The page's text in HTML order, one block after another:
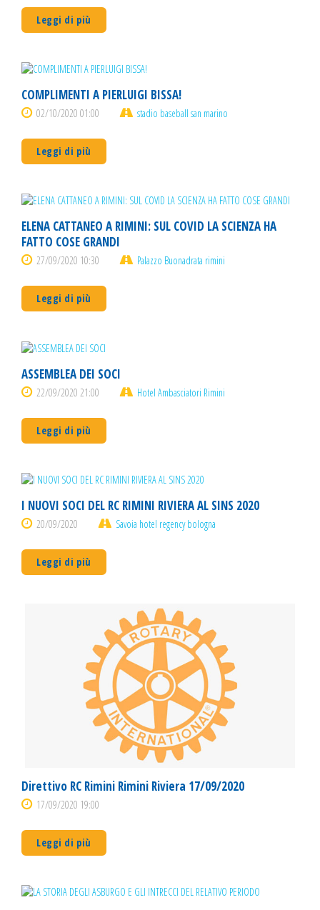
Leggi di più
COMPLIMENTI A PIERLUIGI BISSA!
02/10/2020 01:00 stadio baseball san marino
Leggi di più
ELENA CATTANEO A RIMINI: SUL COVID LA SCIENZA HA
FATTO COSE GRANDI
27/09/2020 10:30 Palazzo Buonadrata rimini
Leggi di più
ASSEMBLEA DEI SOCI
22/09/2020 21:00 Hotel Ambasciatori Rimini
Leggi di più
I NUOVI SOCI DEL RC RIMINI RIVIERA AL SINS 2020
20/09/2020 Savoia hotel regency bologna
Leggi di più
Direttivo RC Rimini Rimini Riviera 17/09/2020
17/09/2020 19:00
Leggi di più